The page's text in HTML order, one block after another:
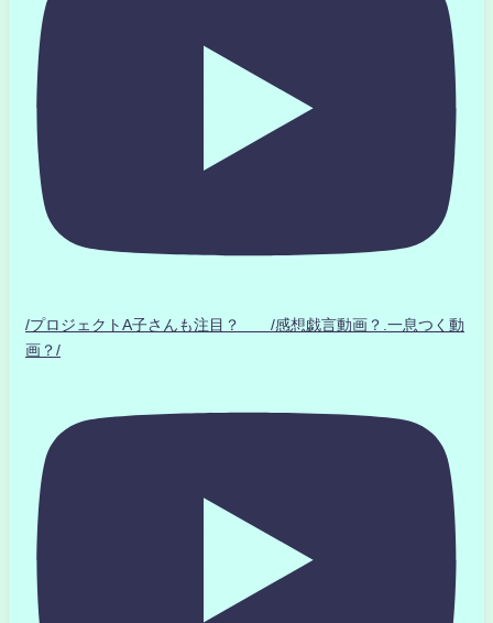
/プロジェクトA子さんも注目？ /感想戯言動画？.一息つく動
画？/